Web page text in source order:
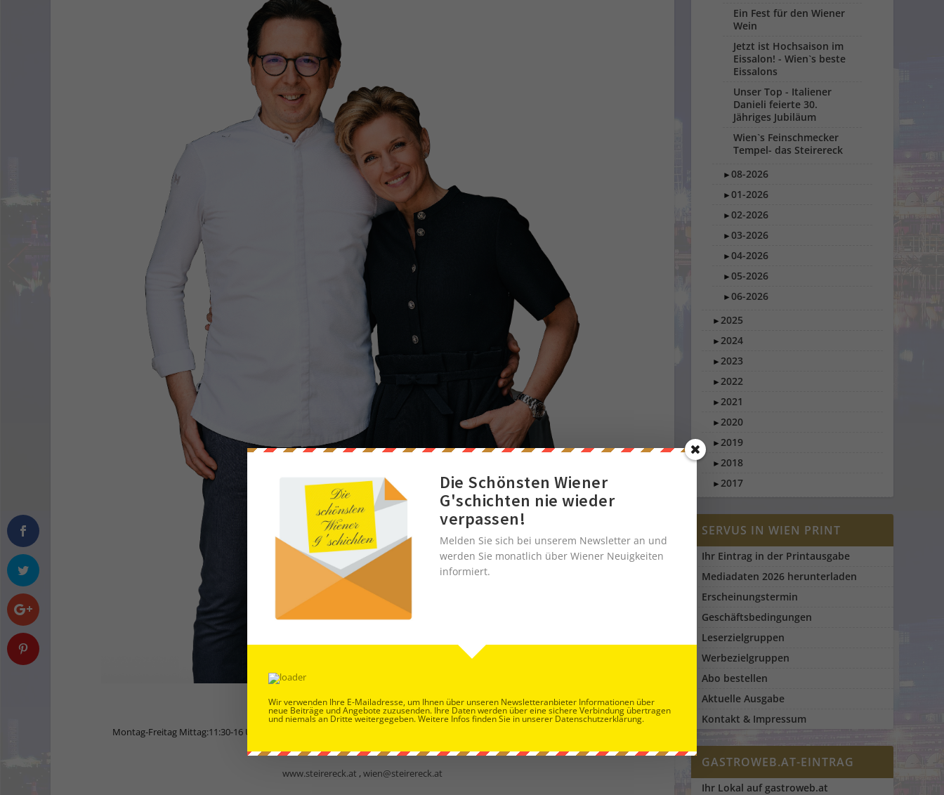
RESTAURANT STEIRERECK
Montag-Freitag Mittag:11:30-16 Uhr (letzte Reservierung 12:45 Uhr) Abend: ab 18:30 Uhr (letzte Reservierung 21 Uhr) 1030
www.steirereck.at ,wien@steirereck.at
Ein Fest für den Wiener
Wein
Jetzt ist Hochsaison im
Eissalon! - Wien`s beste
Eissalons
Unser Top - Italiener
Danieli feierte 30.
Jähriges Jubiläum
Wien`s Feinschmecker
Tempel- das Steirereck
►08-2026
►01-2026
►02-2026
►03-2026
►04-2026
►05-2026
►06-2026
► 2025
► 2024
► 2023
► 2022
► 2021
► 2020
► 2019
► 2018
► 2017
SERVUS IN WIEN PRINT
Ihr Eintrag in der Printausgabe
Mediadaten 2026 herunterladen
Erscheinungstermin
Geschäftsbedingungen
Leserzielgruppen
Werbezielgruppen
Abo bestellen
Aktuelle Ausgabe
Kontakt & Impressum
GASTROWEB.AT-EINTRAG
Ihr Lokal auf gastroweb.at
Die Schönsten Wiener
G'schichten nie wieder
verpassen!
Melden Sie sich bei unserem Newsletter an und
werden Sie monatlich über Wiener Neuigkeiten
informiert.
Wir verwenden Ihre E-Mailadresse, um Ihnen über unseren Newsletteranbieter Informationen über
neue Beiträge und Angebote zuzusenden. Ihre Daten werden über eine sichere Verbindung übertragen
und niemals an Dritte weitergegeben. Weitere Infos finden Sie in unserer Datenschutzerklärung.